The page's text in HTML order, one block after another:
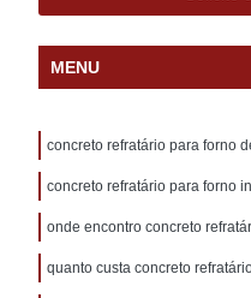
MENU
concreto refratário para forno
concreto refratário para forno
onde encontro concreto
quanto custa concreto